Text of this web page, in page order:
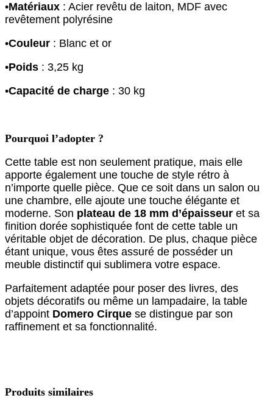
•Matériaux : Acier revêtu de laiton, MDF avec
revêtement polyrésine
•Couleur : Blanc et or
•Poids : 3,25 kg
•Capacité de charge : 30 kg
Pourquoi l’adopter ?
Cette table est non seulement pratique, mais elle
apporte également une touche de style rétro à
n’importe quelle pièce. Que ce soit dans un salon ou
une chambre, elle ajoute une touche élégante et
moderne. Son plateau de 18 mm d’épaisseur et sa
finition dorée sophistiquée font de cette table un
véritable objet de décoration. De plus, chaque pièce
étant unique, vous êtes assuré de posséder un
meuble distinctif qui sublimera votre espace.
Parfaitement adaptée pour poser des livres, des
objets décoratifs ou même un lampadaire, la table
d’appoint Domero Cirque se distingue par son
raffinement et sa fonctionnalité.
Produits similaires